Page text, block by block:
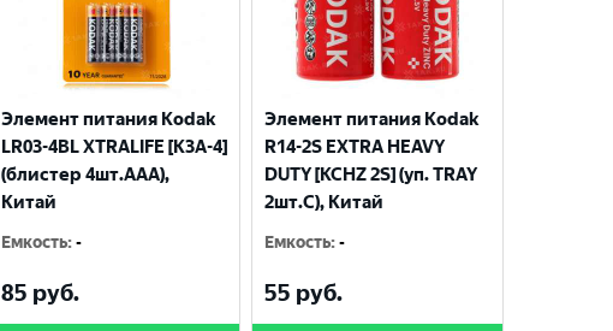
Элемент питания Kodak
LR03-4BL XTRALIFE [K3A-4]
(блистер 4шт.AАА),
Китай
Емкость:-
85 руб.
Элемент питания Kodak
R14-2S EXTRA HEAVY
DUTY [KCHZ 2S] (уп. TRAY
2шт.C), Китай
Емкость:-
55 руб.